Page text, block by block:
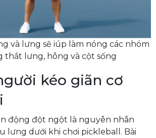
và lưng sẽ iúp làm nóng các nhóm
thắt lưng, hông và cột sống
kéo giãn cơ
động đột ngột là nguyên nhân
lưng dưới khi chơi pickleball. Bài